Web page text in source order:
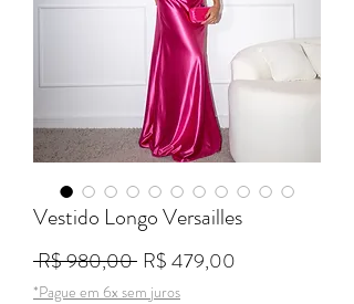
Vestido Longo Versailles
R$ 980,00 Preço normal
R$ 479,00
*Pague em 6x sem juros